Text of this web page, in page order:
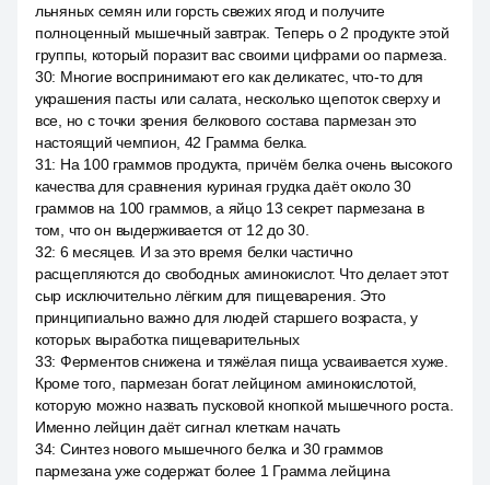
льняных семян или горсть свежих ягод и получите
полноценный мышечный завтрак. Теперь о 2 продукте этой
группы, который поразит вас своими цифрами оо пармеза.
30: Многие воспринимают его как деликатес, что-то для
украшения пасты или салата, несколько щепоток сверху и
все, но с точки зрения белкового состава пармезан это
настоящий чемпион, 42 Грамма белка.
31: На 100 граммов продукта, причём белка очень высокого
качества для сравнения куриная грудка даёт около 30
граммов на 100 граммов, а яйцо 13 секрет пармезана в
том, что он выдерживается от 12 до 30.
32: 6 месяцев. И за это время белки частично
расщепляются до свободных аминокислот. Что делает этот
сыр исключительно лёгким для пищеварения. Это
принципиально важно для людей старшего возраста, у
которых выработка пищеварительных
33: Ферментов снижена и тяжёлая пища усваивается хуже.
Кроме того, пармезан богат лейцином аминокислотой,
которую можно назвать пусковой кнопкой мышечного роста.
Именно лейцин даёт сигнал клеткам начать
34: Синтез нового мышечного белка и 30 граммов
пармезана уже содержат более 1 Грамма лейцина